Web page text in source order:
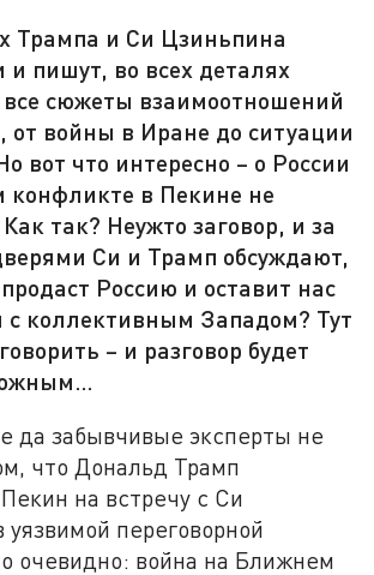
Трампа и Си Цзиньпина
и пишут, во всех деталях
все сюжеты взаимоотношений
войны в Иране до ситуации
вот что интересно – о России
конфликте в Пекине не
так? Неужто заговор, и за
Си и Трамп обсуждают,
Россию и оставит нас
с коллективным Западом? Тут
– и разговор будет
да забывчивые эксперты не
что Дональд Трамп
на встречу с Си
переговорной
очевидно: война на Ближнем